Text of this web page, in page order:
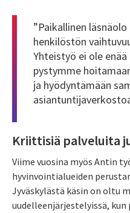
”Paikallinen
henkilöstön
Yhteistyö ei ole
pystymme
ja hyödyntämään
Kriittisiä palveluita
Viime vuosina myös Antin
hyvinvointialueiden
Jyväskylästä käsin on oltu
uudelleenjärjestelyissä,